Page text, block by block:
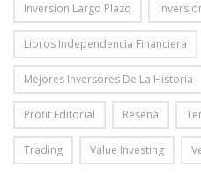
Inversion Largo Plazo
Libros Independencia Financiera
Mejores Inversores De La Historia
Profit Editorial Reseña
Trading Value Investing